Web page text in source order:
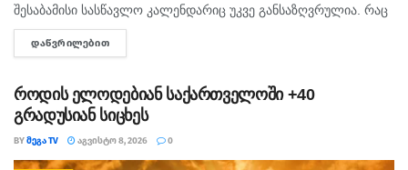
შესაბამისი სასწავლო კალენდარიც უკვე განსაზღვრულია. რაც
შეეხება საბავშვო ბაღებს, სასწავლო-სააღმზრდელო პროცესი
ასევე 15 სექტემბრიდან განახლდება. თბილისის...
ᲓᲐᲬᲕᲠᲘᲚᲔᲑᲘᲗ
როდის ელოდებიან საქართველოში +40
გრადუსიან სიცხეს
BYᲛᲔᲒᲐ TV ᲐᲒᲕᲘᲡᲢᲝ 8, 2026 0